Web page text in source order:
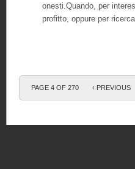
onesti.Quando, per
profitto, oppure per
PAGE 4 OF 270 ‹ PREVIOUS